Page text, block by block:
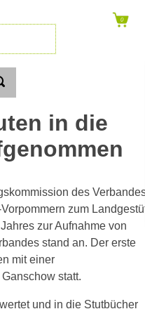
in die
des
zum
zur Aufnahme von
stand an. Der erste
mit einer
statt.
und in die Stutbücher